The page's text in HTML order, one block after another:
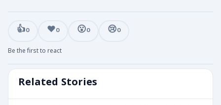
Related Stories
👍0 ❤️0 😮0 😢0
Be the first to react